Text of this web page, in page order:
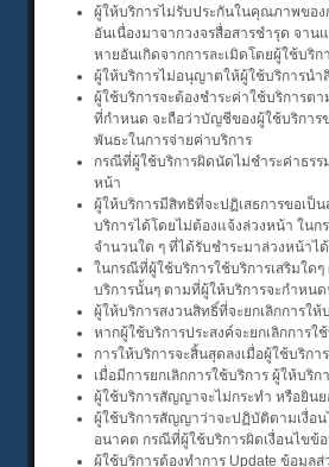
ผู้ให้บริการไม่รับประกันในคุณภาพของ
อันเนื่องมาจากวงจรสื่อสารชำรุด จา
หายอันเกิดจากการละเมิดโดยผู้ใช้บริก
ผู้ให้บริการไม่อนุญาตให้ผู้ใช้บริการน
ผู้ใช้บริการจะต้องชำระค่าใช้บริการต
ที่กำหนด จะถือว่าบัญชีของผู้ใช้บริการ
พันธะในการจ่ายค่าบริการ
กรณีที่ผู้ใช้บริการผิดนัดไม่ชำระค่าธรร
หน้า
ผู้ให้บริการมีสิทธิที่จะปฏิเสธการขอเป็
บริการได้โดยไม่ต้องแจ้งล่วงหน้า ในก
จำนวนใด ๆ ที่ได้รับชำระมาล่วงหน้าไ
ในกรณีที่ผู้ใช้บริการใช้บริการเสริมใด
บริการนั้นๆ ตามที่ผู้ให้บริการจะกำหน
ผู้ให้บริการสงวนสิทธิ์ที่จะยกเลิกการใ
หากผู้ใช้บริการประสงค์จะยกเลิกการ
การให้บริการจะสิ้นสุดลงเมื่อผู้ใช้บริก
เมื่อมีการยกเลิกการใช้บริการ ผู้ให้บ
ผู้ใช้บริการสัญญาจะไม่กระทำ หรือยินย
ผู้ใช้บริการสัญญาว่าจะปฏิบัติตามเงื่อ
อนาคต กรณีที่ผู้ใช้บริการผิดเงื่อนไขข้
ผู้ใช้บริการต้องทำการ Update ข้อมูล